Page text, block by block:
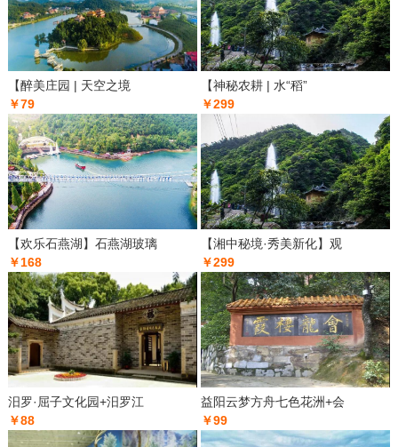
【醉美庄园 | 天空之境
￥79
【神秘农耕 | 水“稻”
￥299
【欢乐石燕湖】石燕湖玻璃
￥168
【湘中秘境·秀美新化】观
￥299
汨罗·屈子文化园+汨罗江
￥88
益阳云梦方舟七色花洲+会
￥99